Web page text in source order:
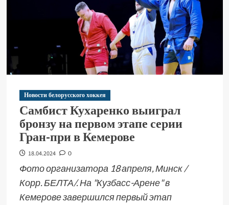
Новости белорусского хоккея
Самбист Кухаренко выиграл
бронзу на первом этапе серии
Гран-при в Кемерове
18.04.2024 0
Фото организатора 18 апреля, Минск /
Корр. БЕЛТА/. На "Кузбасс-Арене" в
Кемерове завершился первый этап